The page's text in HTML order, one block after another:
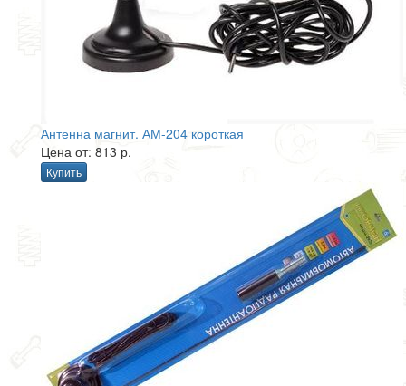
Антенна магнит. АМ-204 короткая
Цена от: 813 р.
Купить